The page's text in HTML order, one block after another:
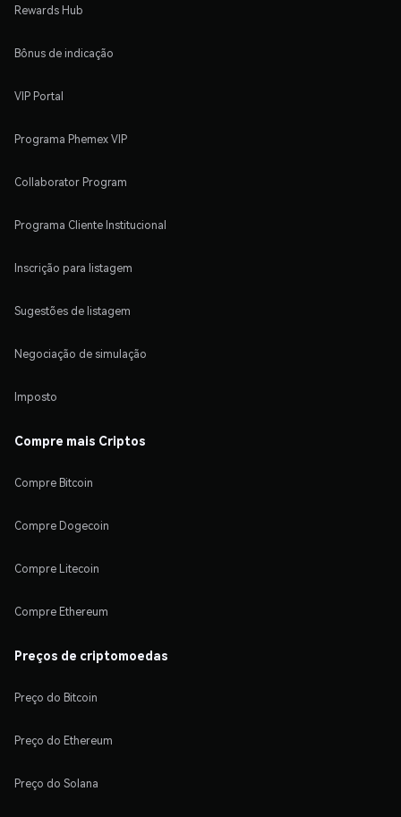
Rewards Hub
Bônus de indicação
VIP Portal
Programa Phemex VIP
Collaborator Program
Programa Cliente Institucional
Inscrição para listagem
Sugestões de listagem
Negociação de simulação
Imposto
Compre mais Criptos
Compre Bitcoin
Compre Dogecoin
Compre Litecoin
Compre Ethereum
Preços de criptomoedas
Preço do Bitcoin
Preço do Ethereum
Preço do Solana